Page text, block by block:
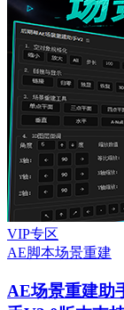
VIP专区
AE脚本场景重建
AE场景重建助